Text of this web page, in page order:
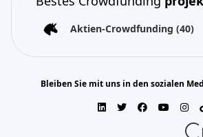
Aktien-Crowdfunding (40)
Bleiben Sie mit uns in den sozialen